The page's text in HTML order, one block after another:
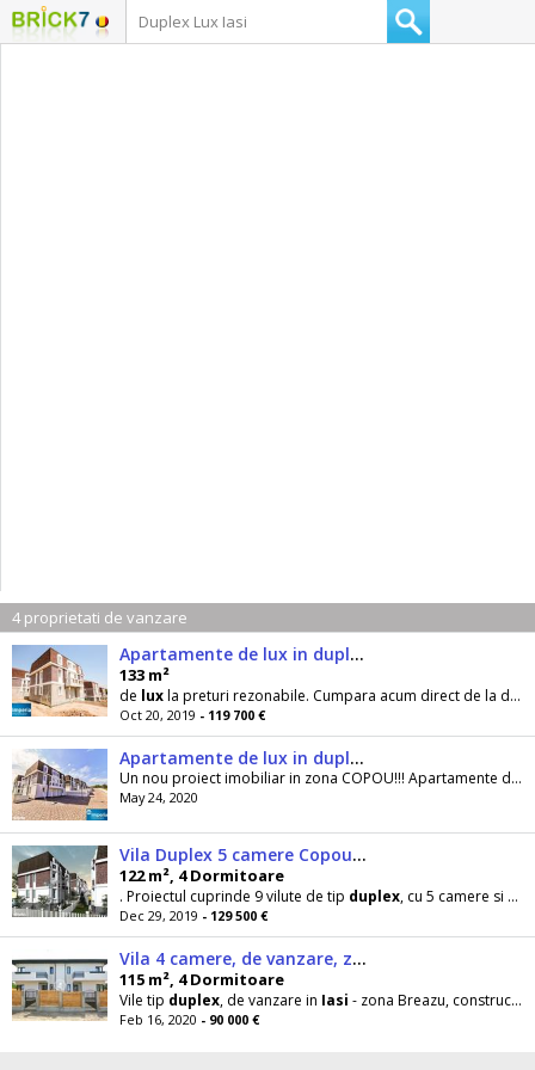
4 proprietati de vanzare
Apartamente de lux in duplex, zona Copou, Comision 0%
133 m²
de luxla preturi rezonabile. Cumpara acum direct de la dezvoltator!!!Fiecare locuinta din Royal London
Oct 20, 2019 - 119 700 €
Apartamente de lux in duplex, zona Copou, Comision 0%, Direct dezvolta
Un nou proiect imobiliar in zona COPOU!!! Apartamente de
May 24, 2020
Vila Duplex 5 camere Copou nou 2019
122 m², 4 Dormitoare
. Proiectul cuprinde 9 vilute de tip duplex, cu 5 camere si este localizat in
Dec 29, 2019 - 129 500 €
Vila 4 camere, de vanzare, zona Breazu
115 m², 4 Dormitoare
Vile tip duplex, de vanzare in Iasi - zona Breazu, constructie 2018 pe cadre cu caramida de 30cm
Feb 16, 2020 - 90 000 €